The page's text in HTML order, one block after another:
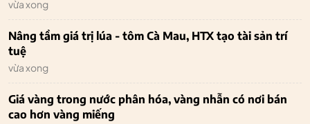
vừa xong
Nâng tầm giá trị lúa - tôm Cà Mau, HTX tạo tài sản trí
tuệ
vừa xong
Giá vàng trong nước phân hóa, vàng nhẫn có nơi bán
cao hơn vàng miếng